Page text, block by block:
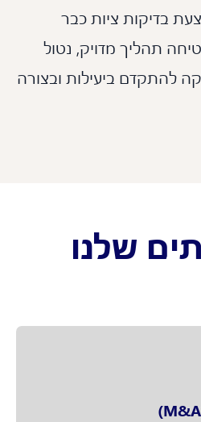
ציות כבר
מדויק, נטול
ביעילות ובצורה
שלנו